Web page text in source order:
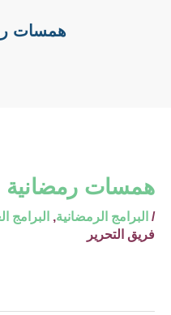
همسات
همسات رمضانية 1443
/ البرامج الرمضانية, البرامج
فريق التحرير